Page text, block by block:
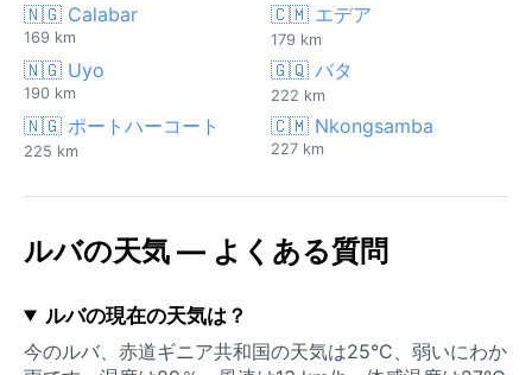
🇳🇬 Calabar
169 km
🇨🇲 エデア
179 km
🇳🇬 Uyo
190 km
🇬🇶 バタ
222 km
🇳🇬 ポートハーコート
225 km
🇨🇲 Nkongsamba
227 km
ルバの天気 — よくある質問
ルバの現在の天気は？
今のルバ、赤道ギニア共和国の天気は25°C、弱いにわか